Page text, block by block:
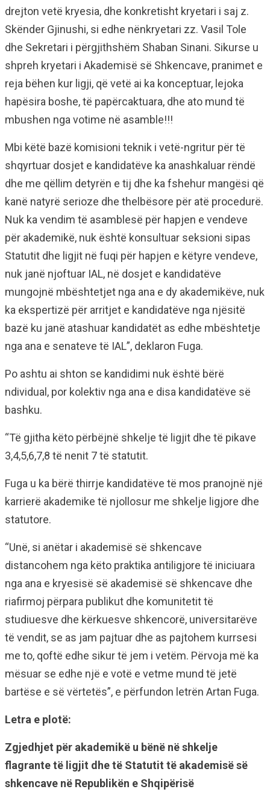
drejton vetë kryesia, dhe konkretisht kryetari i saj z.
Skënder Gjinushi, si edhe nënkryetari zz. Vasil Tole
dhe Sekretari i përgjithshëm Shaban Sinani. Sikurse u
shpreh kryetari i Akademisë së Shkencave, pranimet e
reja bëhen kur ligji, që vetë ai ka konceptuar, lejoka
hapësira boshe, të papërcaktuara, dhe ato mund të
mbushen nga votime në asamble!!!
Mbi këtë bazë komisioni teknik i vetë-ngritur për të
shqyrtuar dosjet e kandidatëve ka anashkaluar rëndë
dhe me qëllim detyrën e tij dhe ka fshehur mangësi që
kanë natyrë serioze dhe thelbësore për atë procedurë.
Nuk ka vendim të asamblesë për hapjen e vendeve
për akademikë, nuk është konsultuar seksioni sipas
Statutit dhe ligjit në fuqi për hapjen e këtyre vendeve,
nuk janë njoftuar IAL, në dosjet e kandidatëve
mungojnë mbështetjet nga ana e dy akademikëve, nuk
ka ekspertizë për arritjet e kandidatëve nga njësitë
bazë ku janë atashuar kandidatët as edhe mbështetje
nga ana e senateve të IAL”, deklaron Fuga.
Po ashtu ai shton se kandidimi nuk është bërë
ndividual, por kolektiv nga ana e disa kandidatëve së
bashku.
“Të gjitha këto përbëjnë shkelje të ligjit dhe të pikave
3,4,5,6,7,8 të nenit 7 të statutit.
Fuga u ka bërë thirrje kandidatëve të mos pranojnë një
karrierë akademike të njollosur me shkelje ligjore dhe
statutore.
“Unë, si anëtar i akademisë së shkencave
distancohem nga këto praktika antiligjore të iniciuara
nga ana e kryesisë së akademisë së shkencave dhe
riafirmoj përpara publikut dhe komunitetit të
studiuesve dhe kërkuesve shkencorë, universitarëve
të vendit, se as jam pajtuar dhe as pajtohem kurrsesi
me to, qoftë edhe sikur të jem i vetëm. Përvoja më ka
mësuar se edhe një e votë e vetme mund të jetë
bartëse e së vërtetës”, e përfundon letrën Artan Fuga.
Letra e plotë:
Zgjedhjet për akademikë u bënë në shkelje
flagrante të ligjit dhe të Statutit të akademisë së
shkencave në Republikën e Shqipërisë